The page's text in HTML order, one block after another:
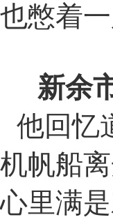
也憋着
新余
他回忆
机帆船
心里满